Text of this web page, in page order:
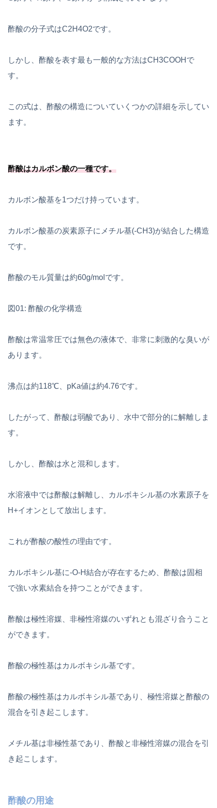
酢酸の分子式はC2H4O2です。
しかし、酢酸を表す最も一般的な方法はCH3COOHで
す。
この式は、酢酸の構造についていくつかの詳細を示してい
ます。
酢酸はカルボン酸の一種です。
カルボン酸基を1つだけ持っています。
カルボン酸基の炭素原子にメチル基(-CH3)が結合した構造
です。
酢酸のモル質量は約60g/molです。
図01: 酢酸の化学構造
酢酸は常温常圧では無色の液体で、非常に刺激的な臭いが
あります。
沸点は約118℃、pKa値は約4.76です。
したがって、酢酸は弱酸であり、水中で部分的に解離しま
す。
しかし、酢酸は水と混和します。
水溶液中では酢酸は解離し、カルボキシル基の水素原子を
H+イオンとして放出します。
これが酢酸の酸性の理由です。
カルボキシル基に-O-H結合が存在するため、酢酸は固相
で強い水素結合を持つことができます。
酢酸は極性溶媒、非極性溶媒のいずれとも混ざり合うこと
ができます。
酢酸の極性基はカルボキシル基です。
酢酸の極性基はカルボキシル基であり、極性溶媒と酢酸の
混合を引き起こします。
メチル基は非極性基であり、酢酸と非極性溶媒の混合を引
き起こします。
酢酸の用途